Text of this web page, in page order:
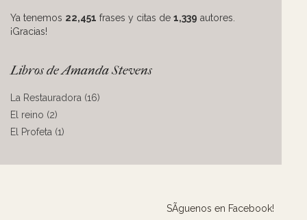
Ya tenemos 22,451 frases y citas de 1,339 autores.
¡Gracias!
Libros de Amanda Stevens
La Restauradora (16)
El reino (2)
El Profeta (1)
SÃ­guenos en Facebook!